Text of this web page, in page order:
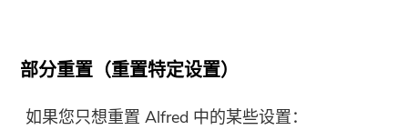
部分重置（重置特定设置）
如果您只想重置 Alfred 中的某些设置：